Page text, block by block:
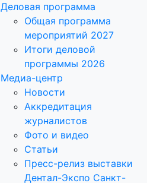
Деловая программа
Общая программа
мероприятий 2027
Итоги деловой
программы 2026
Медиа-центр
Новости
Аккредитация
журналистов
Фото и видео
Статьи
Пресс-релиз выставки
Дентал-Экспо Санкт-